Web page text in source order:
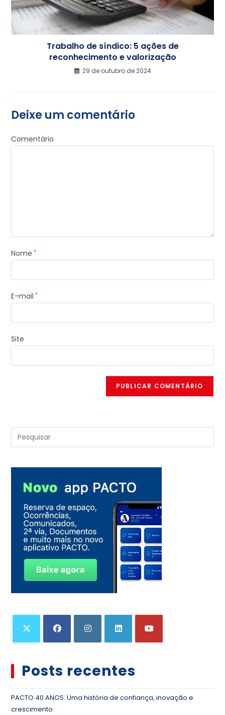
Trabalho de síndico: 5 ações de
reconhecimento e valorização
29 de outubro de 2024
Deixe um comentário
Comentário
Nome *
E-mail *
Site
Posts recentes
PACTO 40 ANOS. Uma história de confiança, inovação e
crescimento